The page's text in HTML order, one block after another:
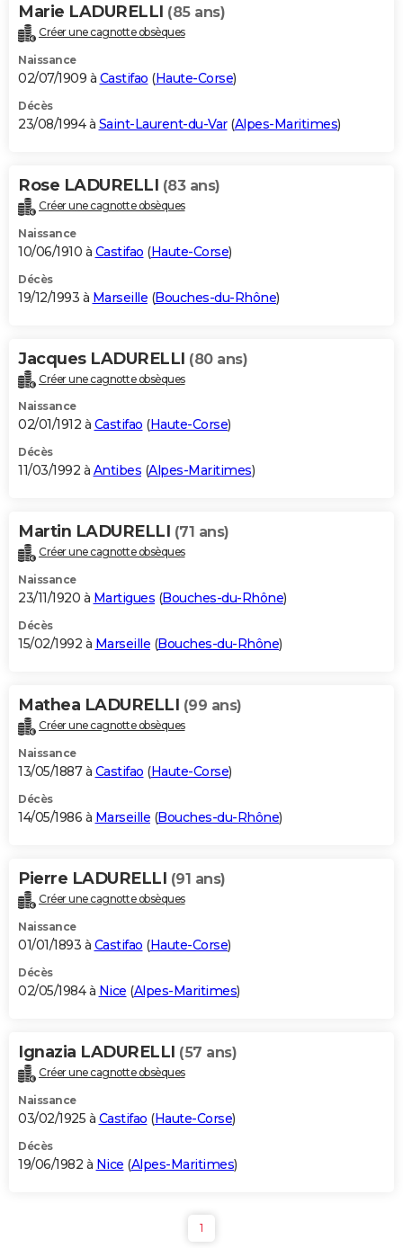
Marie LADURELLI (85 ans)
Créer une cagnotte obsèques
Naissance
02/07/1909 à Castifao (Haute-Corse)
Décès
23/08/1994 à Saint-Laurent-du-Var(Alpes-Maritimes)
Rose LADURELLI (83 ans)
Créer une cagnotte obsèques
Naissance
10/06/1910 à Castifao (Haute-Corse)
Décès
19/12/1993 à Marseille (Bouches-du-Rhône)
Jacques LADURELLI (80 ans)
Créer une cagnotte obsèques
Naissance
02/01/1912 à Castifao (Haute-Corse)
Décès
11/03/1992 à Antibes (Alpes-Maritimes)
Martin LADURELLI (71 ans)
Créer une cagnotte obsèques
Naissance
23/11/1920 à Martigues (Bouches-du-Rhône)
Décès
15/02/1992 à Marseille (Bouches-du-Rhône)
Mathea LADURELLI (99 ans)
Créer une cagnotte obsèques
Naissance
13/05/1887 à Castifao (Haute-Corse)
Décès
14/05/1986 à Marseille (Bouches-du-Rhône)
Pierre LADURELLI (91 ans)
Créer une cagnotte obsèques
Naissance
01/01/1893 à Castifao (Haute-Corse)
Décès
02/05/1984 à Nice (Alpes-Maritimes)
Ignazia LADURELLI (57 ans)
Créer une cagnotte obsèques
Naissance
03/02/1925 à Castifao (Haute-Corse)
Décès
19/06/1982 à Nice (Alpes-Maritimes)
1